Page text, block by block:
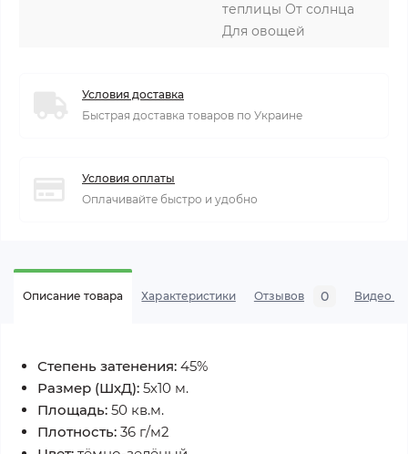
теплицы От солнца
Для овощей
Условия доставка
Быстрая доставка товаров по Украине
Условия оплаты
Оплачивайте быстро и удобно
Описание товара Характеристики Отзывов 0 Видео
Степень затенения: 45%
Размер (ШхД): 5х10 м.
Площадь: 50 кв.м.
Плотность: 36 г/м2